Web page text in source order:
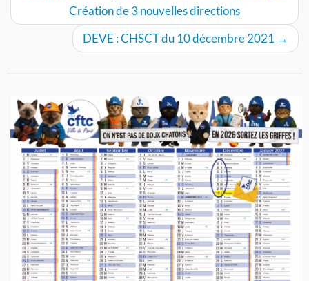
Création de 3 nouvelles directions
DEVE : CHSCT du 10 décembre 2021 →